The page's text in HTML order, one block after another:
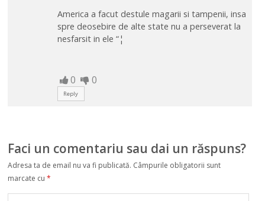
America a facut destule magarii si tampenii, insa
spre deosebire de alte state nu a perseverat la
nesfarsit in ele “¦
0 0
Reply
Faci un comentariu sau dai un răspuns?
Adresa ta de email nu va fi publicată. Câmpurile obligatorii sunt
marcate cu*